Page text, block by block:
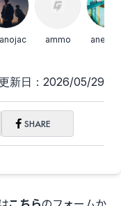
my dream
ammo
新日：2026/05/29
SHARE